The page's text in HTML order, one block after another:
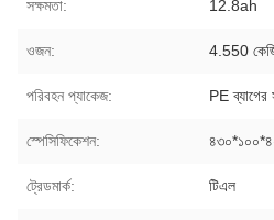
সক্ষমতা: 12.8ah
ওজন: 4.550
পরিবহন প্যাকেজ: PE ব্যাগের
স্পেসিফিকেশন:
ট্রেডমার্ক: টিএল